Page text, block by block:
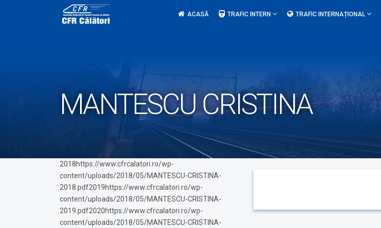
ACASĂ TRAFIC INTERN TRAFIC INTERNAȚIONAL
MANTESCU CRISTINA
2018https://www.cfrcalatori.ro/wp-
content/uploads/2018/05/MANTESCU-CRISTINA-
2018.pdf2019https://www.cfrcalatori.ro/wp-
content/uploads/2018/05/MANTESCU-CRISTINA-
2019.pdf2020https://www.cfrcalatori.ro/wp-
content/uploads/2018/05/MANTESCU-CRISTINA-